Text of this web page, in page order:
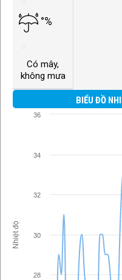
°%
Có mây,
không mưa
BIỂU ĐỒ
Nhiệt độ
28
30
32
34
36